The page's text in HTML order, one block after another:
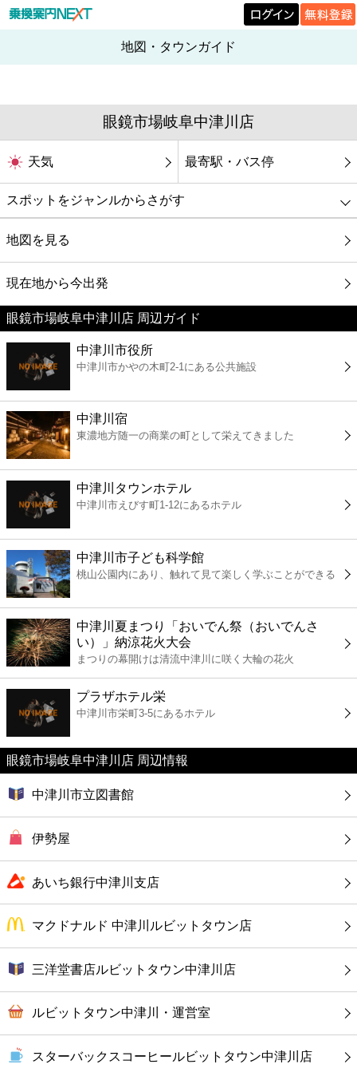
地図・タウンガイド
眼鏡市場岐阜中津川店
天気 最寄駅・バス停
スポットをジャンルからさがす
グルメ
映画
美容
コンビニ
薬局
スーパー
エンタメ
レジャー
書店
ファミレス
ファーストフード
カフェ
ショッピング
銀行
公共
病院
ホテル
地図を見る
現在地から今出発
眼鏡市場岐阜中津川店 周辺ガイド
中津川市役所
中津川市かやの木町2-1にある公共施設
中津川宿
東濃地方随一の商業の町として栄えてきました
中津川タウンホテル
中津川市えびす町1-12にあるホテル
中津川市子ども科学館
桃山公園内にあり、触れて見て楽しく学ぶことができる
中津川夏まつり「おいでん祭（おいでんさ
い）」納涼花火大会
まつりの幕開けは清流中津川に咲く大輪の花火
プラザホテル栄
中津川市栄町3-5にあるホテル
眼鏡市場岐阜中津川店 周辺情報
中津川市立図書館
伊勢屋
あいち銀行中津川支店
マクドナルド 中津川ルビットタウン店
三洋堂書店ルビットタウン中津川店
ルビットタウン中津川・運営室
スターバックスコーヒールビットタウン中津川店